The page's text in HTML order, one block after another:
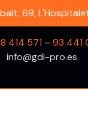
69,
414 571 –93 441
info@gdi-pro.es